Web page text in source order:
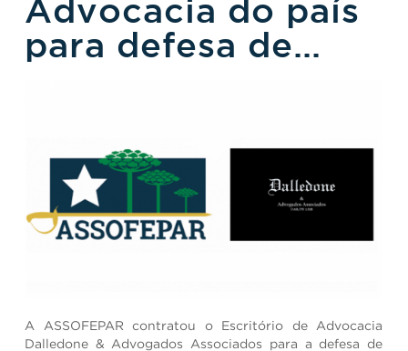
Advocacia do país
para defesa de
A ASSOFEPAR contratou o Escritório de Advocacia
Dalledone & Advogados Associados para a defesa de